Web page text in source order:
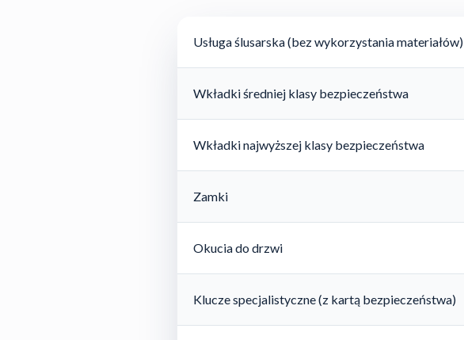
Usługa ślusarska (bez wykorzystania materiałów)
Wkładki średniej klasy bezpieczeństwa
Wkładki najwyższej klasy bezpieczeństwa
Zamki
Okucia do drzwi
Klucze specjalistyczne (z kartą bezpieczeństwa)